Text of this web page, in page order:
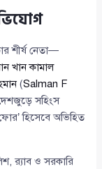
শীর্ষ নেতা—
খান কামাল
(Salman F
সহিংস
হিসেবে অভিহিত
র‍্যাব ও সরকারি